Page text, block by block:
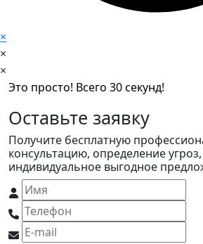
×
×
×
Это просто! Всего 30 секунд!
Оставьте заявку
Получите бесплатную
консультацию, определение
индивидуальное выгодное